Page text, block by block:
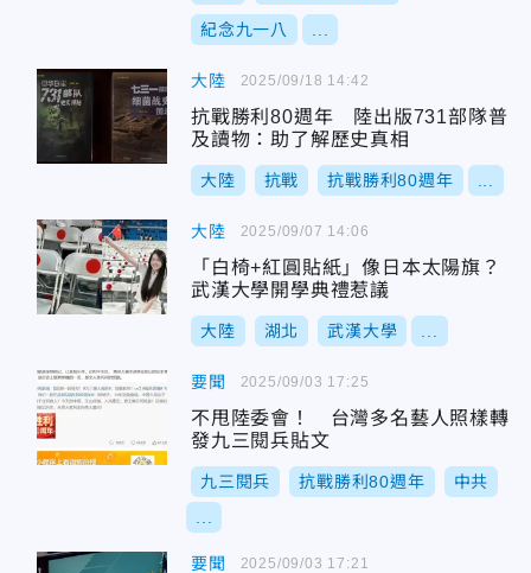
紀念九一八
大陸
抗戰勝利80週年 陸出版731部隊普
及讀物：助了解歷史真相
大陸 抗戰 抗戰勝利80週年
2025/09/18 14:42
大陸
「白椅+紅圓貼紙」像日本太陽旗？
武漢大學開學典禮惹議
大陸 湖北 武漢大學
2025/09/07 14:06
要聞
不甩陸委會！ 台灣多名藝人照樣轉
發九三閱兵貼文
九三閱兵 抗戰勝利80週年 中共
2025/09/03 17:25
要聞 2025/09/03 17:21